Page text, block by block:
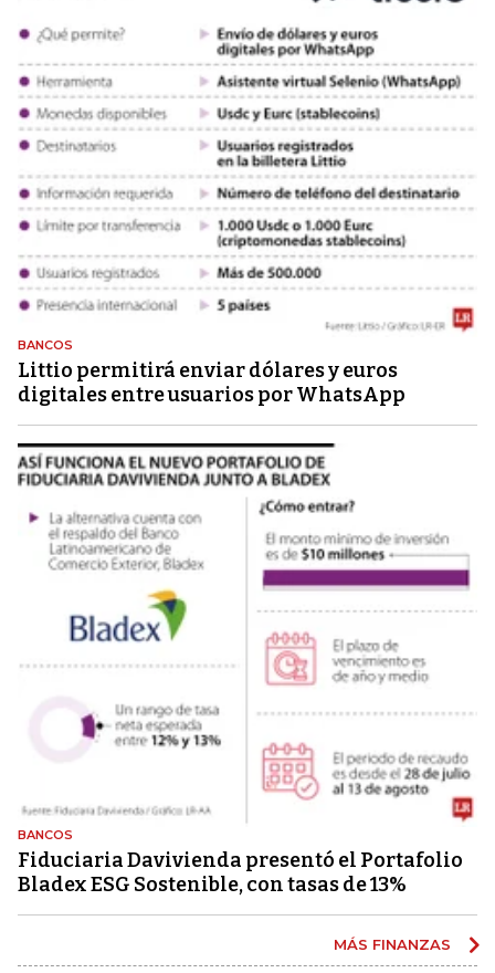
BANCOS
Littio permitirá enviar dólares y euros
digitales entre usuarios por WhatsApp
BANCOS
Fiduciaria Davivienda presentó el Portafolio
Bladex ESG Sostenible, con tasas de 13%
MÁS FINANZAS